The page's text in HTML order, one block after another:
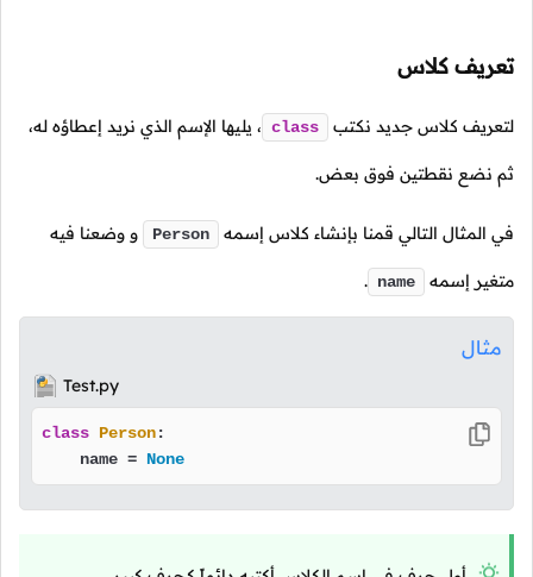
تعريف كلاس
لتعريف كلاس جديد نكتب class ، يليها الإسم الذي نريد إعطاؤه له،
ثم نضع نقطتين فوق بعض.
في المثال التالي قمنا بإنشاء كلاس إسمه Person و وضعنا فيه
متغير إسمه name
.
مثال
Test.py
class Person:
    name =
None